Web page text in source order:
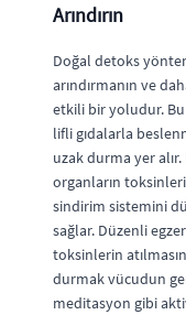
Arındırın
Doğal detoks
arındırmanın ve
etkili bir yoludur.
lifli gıdalarla
uzak durma yer
organların
sindirim sistemini
sağlar. Düzenli
toksinlerin
durmak vücudun
meditasyon gibi